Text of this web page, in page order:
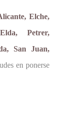
Elche,
Petrer,
San Juan,
en ponerse